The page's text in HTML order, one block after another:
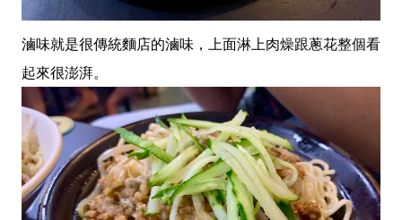
滷味就是很傳統麵店的滷味，上面淋上肉燥跟蔥花整個看
起來很澎湃。